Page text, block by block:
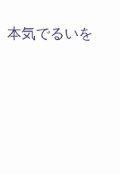
本気でるいを